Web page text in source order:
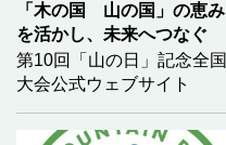
「木の国 山の国」の恵み
を活かし、未来へつなぐ
第10回「山の日」記念全国
大会公式ウェブサイト